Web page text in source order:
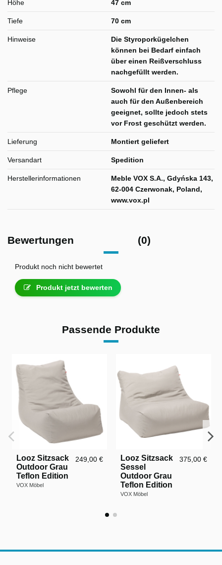
Höhe 47 cm
Tiefe 70 cm
Hinweise
Die Styroporkügelchen
können bei Bedarf einfach
über einen Reißverschluss
nachgefüllt werden.
Pflege
Sowohl für den Innen- als
auch für den Außenbereich
geeignet, sollte jedoch stets
vor Frost geschützt werden.
Lieferung Montiert geliefert
Versandart Spedition
Herstellerinformationen
Meble VOX S.A., Gdyńska 143,
62-004 Czerwonak, Poland,
www.vox.pl
Bewertungen (0)
Produkt noch nicht bewertet
Produkt jetzt bewerten
Passende Produkte
Looz Sitzsack
Outdoor Grau
Teflon Edition
VOX Möbel
249,00 €
Looz Sitzsack
Sessel
Outdoor Grau
Teflon Edition
VOX Möbel
375,00 €